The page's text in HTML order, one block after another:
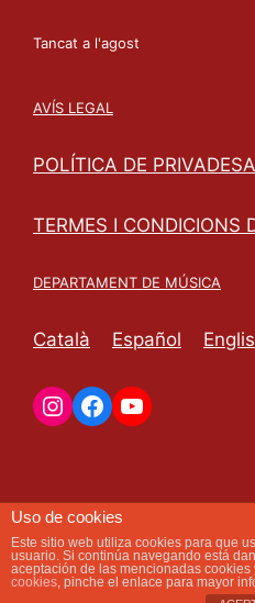
Tancat a l'agost
AVÍS LEGAL
POLÍTICA DE PRIVADESA
TERMES I CONDICIONS
DEPARTAMENT DE MÚSICA
Català Español
Uso de cookies
Este sitio web utiliza cookies para que
usuario. Si continúa navegando está
aceptación de las mencionadas
cookies, pinche el enlace para mayor